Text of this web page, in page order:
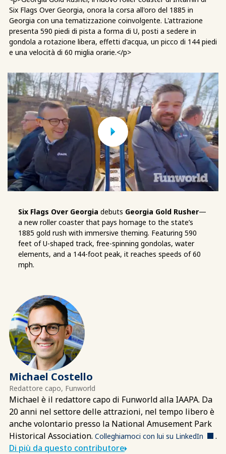
Six Flags Over Georgia, onora la corsa all'oro del 1885 in
Georgia con una tematizzazione coinvolgente. L'attrazione
presenta 590 piedi di pista a forma di U, posti a sedere in
gondola a rotazione libera, effetti d'acqua, un picco di 144 piedi
e una velocità di 60 miglia orarie.</p>
Six Flags Over Georgia debuts Georgia Gold Rusher—
a new roller coaster that pays homage to the state’s
1885 gold rush with immersive theming. Featuring 590
feet of U-shaped track, free-spinning gondolas, water
elements, and a 144-foot peak, it reaches speeds of 60
mph.
Michael Costello
Redattore capo, Funworld
Michael è il redattore capo di Funworld alla IAAPA. Da
20 anni nel settore delle attrazioni, nel tempo libero è
anche volontario presso la National Amusement Park
Historical Association. Colleghiamoci con lui su LinkedIn
.
Di più da questo contributore